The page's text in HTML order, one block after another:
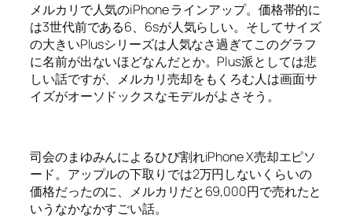
メルカリで人気のiPhone ラインアップ。価格帯的に
は3世代前である6、6sが人気らしい。そしてサイズ
の大きいPlusシリーズは人気なさ過ぎてこのグラフ
に名前が出ないほどなんだとか。Plus派としては悲
しい話ですが、メルカリ売却をもくろむ人は画面サ
イズがオーソドックスなモデルがよさそう。
司会のまゆみんによるひび割れiPhone X売却エピソ
ード。アップルの下取りでは2万円しないくらいの
価格だったのに、メルカリだと69,000円で売れたと
いうなかなかすごい話。